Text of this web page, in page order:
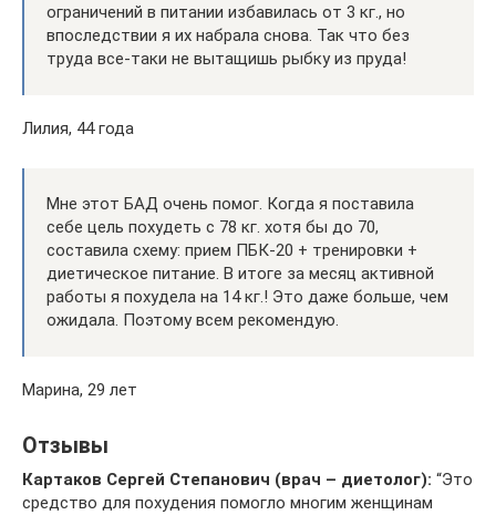
ограничений в питании избавилась от 3 кг., но
впоследствии я их набрала снова. Так что без
труда все-таки не вытащишь рыбку из пруда!
Лилия, 44 года
Мне этот БАД очень помог. Когда я поставила
себе цель похудеть с 78 кг. хотя бы до 70,
составила схему: прием ПБК-20 + тренировки +
диетическое питание. В итоге за месяц активной
работы я похудела на 14 кг.! Это даже больше, чем
ожидала. Поэтому всем рекомендую.
Марина, 29 лет
Отзывы
Картаков Сергей Степанович (врач – диетолог): “Это
средство для похудения помогло многим женщинам